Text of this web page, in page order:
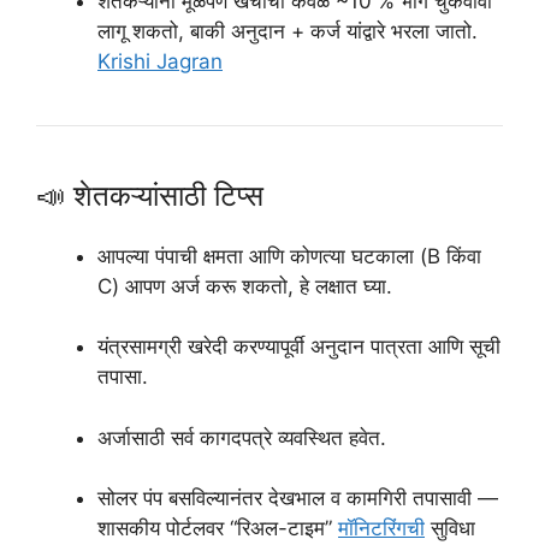
लागू शकतो, बाकी अनुदान + कर्ज यांद्वारे भरला जातो.
Krishi Jagran
📣 शेतकऱ्यांसाठी टिप्स
आपल्या पंपाची क्षमता आणि कोणत्या घटकाला (B किंवा
C) आपण अर्ज करू शकतो, हे लक्षात घ्या.
यंत्रसामग्री खरेदी करण्यापूर्वी अनुदान पात्रता आणि सूची
तपासा.
अर्जासाठी सर्व कागदपत्रे व्यवस्थित हवेत.
सोलर पंप बसविल्यानंतर देखभाल व कामगिरी तपासावी —
शासकीय पोर्टलवर “रिअल-टाइम”मॉनिटरिंगची सुविधा